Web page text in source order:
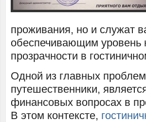
проживания, но и служат
обеспечивающим уровень
прозрачности в
Одной из главных
путешественники,
финансовых вопросах в
В этом контексте,